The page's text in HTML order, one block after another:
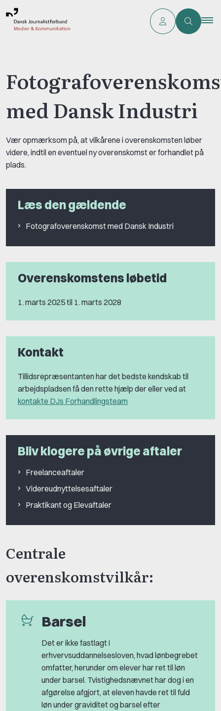
med Dansk Industri
Vær opmærksom på, at vilkårene i overenskomsten løber
videre, indtil en eventuel ny overenskomst er forhandlet på
plads.
Læs den gældende
Fotografoverenskomst med Dansk Industri
Overenskomstens løbetid
1. marts 2025 til 1. marts 2028
Kontakt
Tillidsrepræsentanten har det bedste kendskab til
arbejdspladsen få den rette hjælp der eller ved at
kontakte DJs Forhandlingsteam
Bliv klogere på øvrige aftaler
Freelanceaftaler
Videreudnyttelsesaftaler
Praktikant og Elevaftaler
Centrale
overenskomstvilkår:
Barsel
Det er ikke fastlagt i
erhvervsuddannelsesloven, hvad lønbegrebet
omfatter, herunder om elever har ret til løn
under barsel. Tvistighedsnævnet har dog i en
afgørelse afgjort, at eleven havde ret til fuld
løn under graviditet og barsel efter